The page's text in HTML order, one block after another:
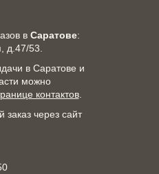
в Саратове:
д.47/53.
в Саратове и
можно
контактов.
заказ через сайт